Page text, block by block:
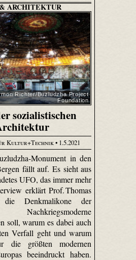
ARCHITEKTUR
Richter/Buzludzha Project
Foundation
sozialistischen
Kultur+Technik• 1.5.2021
Monument in den
fällt auf. Es sieht aus
UFO, das immer mehr
erklärt Prof. Thomas
Denkmalikone der
Nachkriegsmoderne
soll, warum es dabei auch
Verfall geht und warum
die größten modernen
beeindruckt haben.